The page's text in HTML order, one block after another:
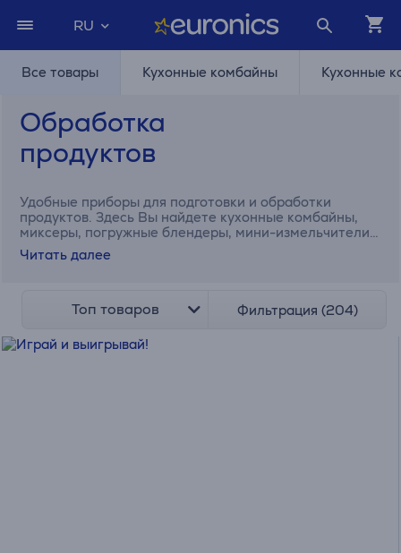
RU
Все товары Кухонные комбайны Кухонные
Обработка
продуктов
Удобные приборы для подготовки и обработки
продуктов. Здесь Вы найдете кухонные комбайны,
миксеры, погружные блендеры, мини-измельчители,
мясорубки и другие приборы.
Читать далее
Топ товаров Фильтрация (204)